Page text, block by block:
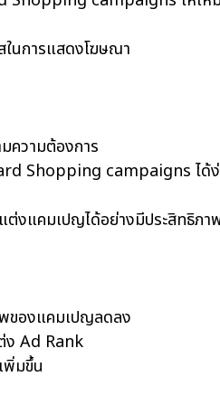
นการแสดงโฆษณา
ความต้องการ
Shopping campaigns ได้
ต่งแคมเปญได้อย่างมีประสิทธิภา
พของแคมเปญลดลง
ง Ad Rank
พิ่มขึ้น